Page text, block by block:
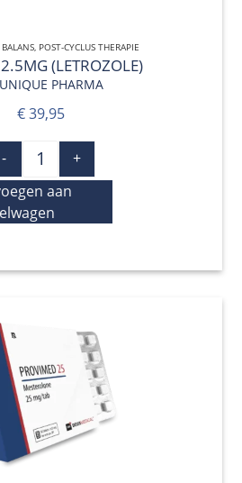
QUICK VIEW
, POST-CYCLUS THERAPIE
(LETROZOLE)
PHARMA
€39,95
-
+
aan